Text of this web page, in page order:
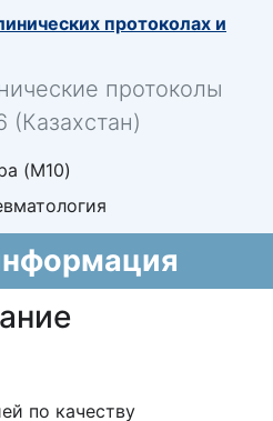
протоколах и
протоколы
(M10)
по качеству